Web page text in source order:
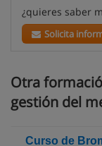
¿quieres saber
Solicita
Otra
gestión del
Curso de